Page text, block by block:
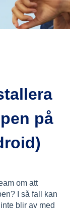
på
om att
I så fall kan
blir av med